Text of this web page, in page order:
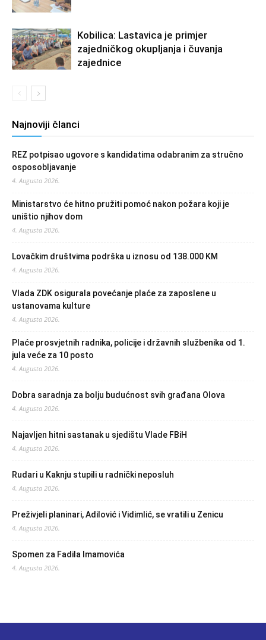
Kobilica: Lastavica je primjer
zajedničkog okupljanja i čuvanja
zajednice
Najnoviji članci
REZ potpisao ugovore s kandidatima odabranim za stručno
osposobljavanje
4. Augusta 2026.
Ministarstvo će hitno pružiti pomoć nakon požara koji je
uništio njihov dom
4. Augusta 2026.
Lovačkim društvima podrška u iznosu od 138.000 KM
4. Augusta 2026.
Vlada ZDK osigurala povećanje plaće za zaposlene u
ustanovama kulture
4. Augusta 2026.
Plaće prosvjetnih radnika, policije i državnih službenika od 1.
jula veće za 10 posto
4. Augusta 2026.
Dobra saradnja za bolju budućnost svih građana Olova
4. Augusta 2026.
Najavljen hitni sastanak u sjedištu Vlade FBiH
4. Augusta 2026.
Rudari u Kaknju stupili u radnički neposluh
4. Augusta 2026.
Preživjeli planinari, Adilović i Vidimlić, se vratili u Zenicu
4. Augusta 2026.
Spomen za Fadila Imamovića
4. Augusta 2026.